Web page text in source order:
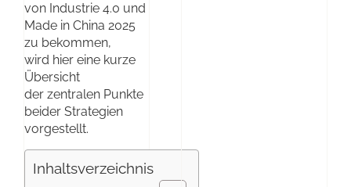
von Industrie 4.0 und
Made in China 2025
zu bekommen,
wird hier eine kurze
Übersicht
der zentralen Punkte
beider Strategien
vorgestellt.
Inhaltsverzeichnis